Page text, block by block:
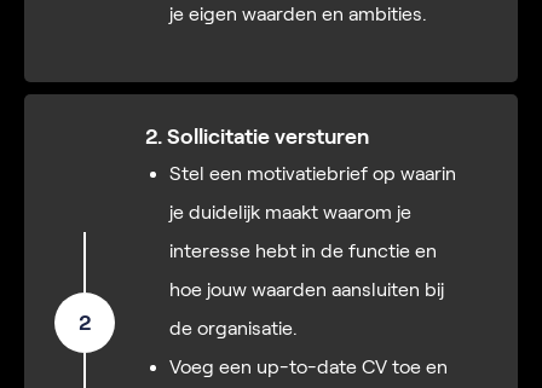
je eigen waarden en ambities.
2
2. Sollicitatie versturen
Stel een motivatiebrief op waarin
je duidelijk maakt waarom je
interesse hebt in de functie en
hoe jouw waarden aansluiten bij
de organisatie.
Voeg een up-to-date CV toe en